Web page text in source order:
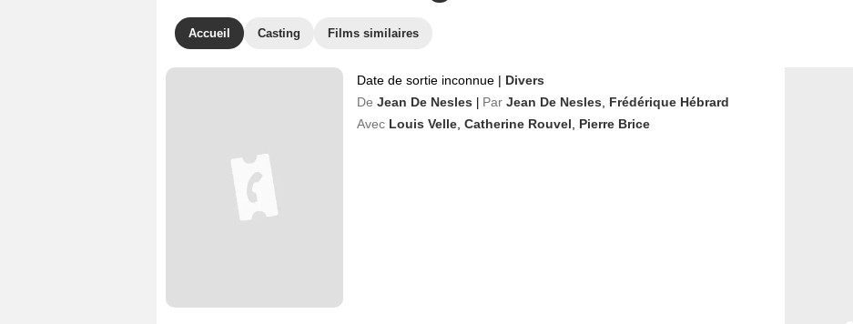
Accueil Casting Films similaires
Date de sortie inconnue | Divers
De Jean De Nesles Par Jean De Nesles
Frédérique Hébrard
Avec Louis Velle Catherine Rouvel Pierre Brice